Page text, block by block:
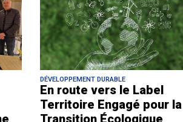
DÉVELOPPEMENT DURABLE
En route vers le Label
Territoire Engagé pour la
Transition Écologique